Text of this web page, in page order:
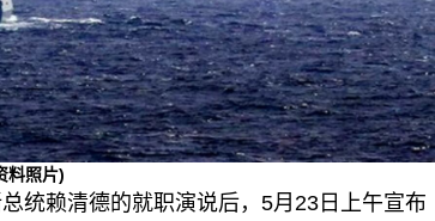
亚洲很想聊
观点
专题与访谈
兵家常事
料照片)
统赖清德的就职演说后，5月23日上午宣布